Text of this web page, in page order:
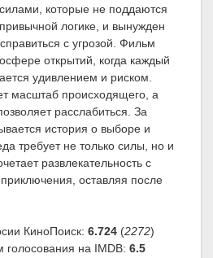
силами, которые не поддаются
привычной логике, и вынужден
с угрозой. Фильм
открытий, когда каждый
удивлением и риском.
масштаб происходящего, а
расслабиться. За
история о выборе и
требует не только силы, но и
развлекательность с
оставляя после
КиноПоиск: 6.724 (2272)
голосования на IMDB: 6.5